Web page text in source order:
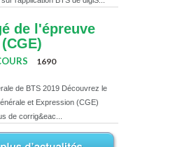
de l'épreuve
1690
de BTS 2019 Découvrez le
et Expression (CGE)
de corrig&eac...